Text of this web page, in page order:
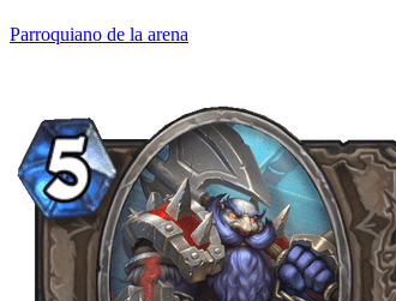
Parroquiano de la arena